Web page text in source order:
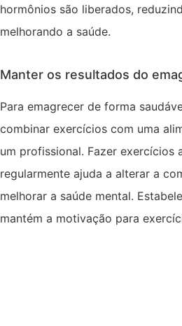
hormônios são liberados,
melhorando a saúde.
Manter os resultados do
Para emagrecer de forma
combinar exercícios com uma
um profissional. Fazer exercícios
regularmente ajuda a alterar a
melhorar a saúde mental.
mantém a motivação para